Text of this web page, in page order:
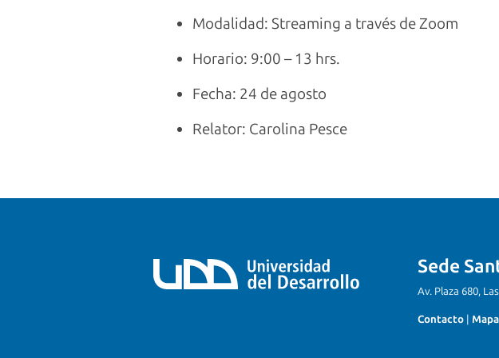
Modalidad: Streaming a través de Zoom
Horario: 9:00 – 13 hrs.
Fecha: 24 de agosto
Relator: Carolina Pesce
Sede
Av. Plaza 680,
Contacto Mapa